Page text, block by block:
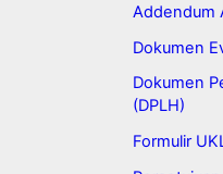
Addendum
Dokumen
Dokumen
(DPLH)
Formulir